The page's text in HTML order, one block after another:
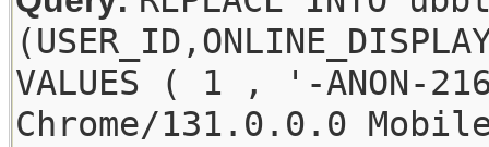
VALUES ( 1 , '-
Chrome/131.0.0.0